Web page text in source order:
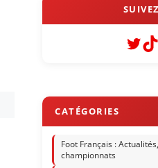
Foot Français :
championnats